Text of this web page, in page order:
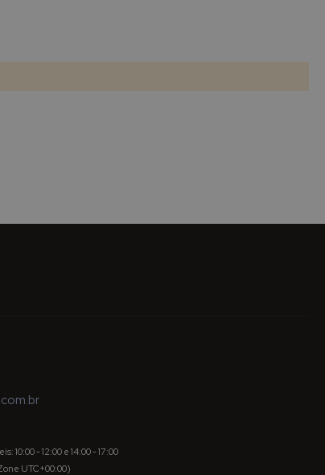
10:00 - 12:00 e 14:00 - 17:00
UTC+00:00)